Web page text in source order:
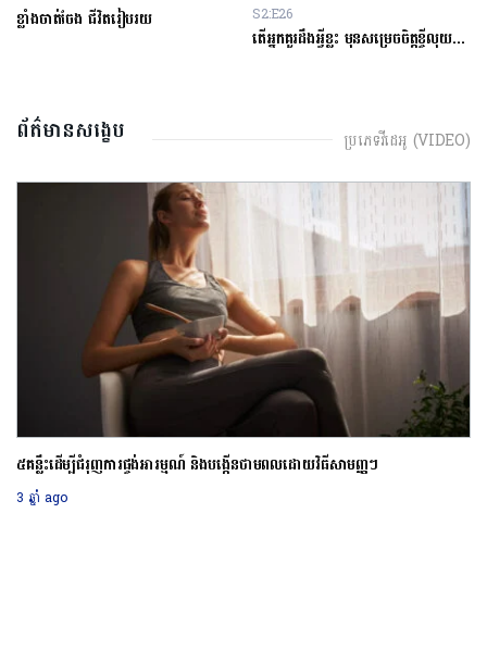
ខ្លាំងចាត់ចែង ជីវិតរៀបរយ S2:E26
តើអ្នកគួរដឹងអ្វីខ្លះ មុនសម្រេចចិត្តខ្ចីលុយនៅធនាគារ?
ព័ត៌មានសង្ខេប ប្រភេទវីដេអូ (VIDEO)
៥គន្លឹះដើម្បីជំរុញការផ្ចង់អារម្មណ៍ និងបង្កើនថាមពលដោយវិធីសាមញ្ញៗ
3 ឆ្នាំ ago